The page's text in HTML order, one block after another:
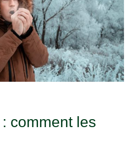
comment les